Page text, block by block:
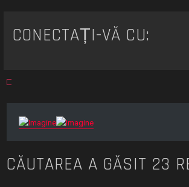
CONECTAȚI-VĂ CU:
CĂUTAREA A GĂSIT 23